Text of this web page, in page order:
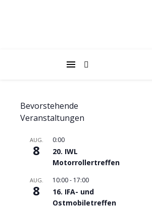
Bevorstehende
Veranstaltungen
AUG.
8
0:00
20. IWL
Motorrollertreffen
AUG.
8
10:00- 17:00
16. IFA- und
Ostmobiletreffen